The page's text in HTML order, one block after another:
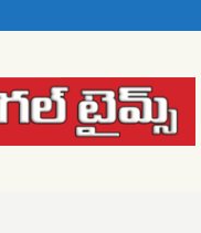
Warangal
Times